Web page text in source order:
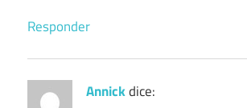
Responder
Annickdice: